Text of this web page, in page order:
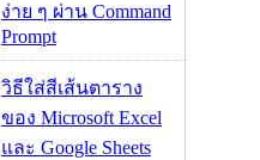
ง่าย ๆ ผ่าน Command
Prompt
วิธีใส่สีเส้นตาราง
ของ Microsoft Excel
และ Google Sheets